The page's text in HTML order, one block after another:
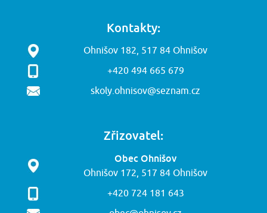
Kontakty:
Ohnišov 182, 517 84 Ohnišov
+420 494 665 679
skoly.ohnisov@seznam.cz
Zřizovatel:
Obec Ohnišov
Ohnišov 172, 517 84 Ohnišov
+420 724 181 643